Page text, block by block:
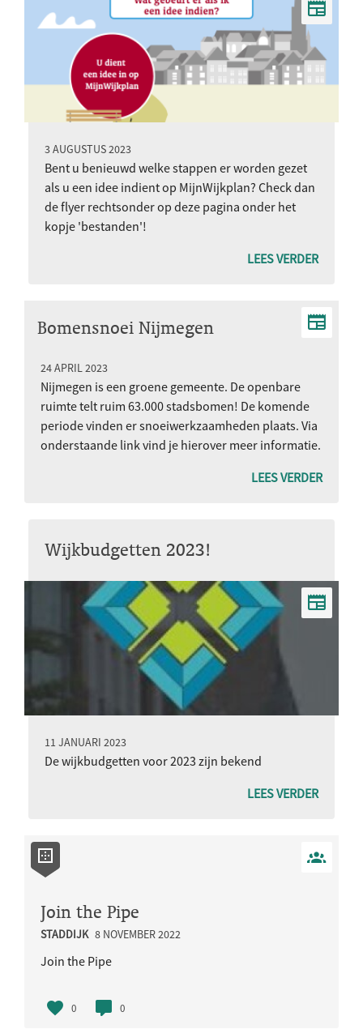
3 AUGUSTUS 2023
Bent u benieuwd welke stappen er worden gezet
als u een idee indient op MijnWijkplan? Check dan
de flyer rechtsonder op deze pagina onder het
kopje 'bestanden'!
LEES VERDER
Bomensnoei Nijmegen
24 APRIL 2023
Nijmegen is een groene gemeente. De openbare
ruimte telt ruim 63.000 stadsbomen! De komende
periode vinden er snoeiwerkzaamheden plaats. Via
onderstaande link vind je hierover meer informatie.
LEES VERDER
Wijkbudgetten 2023!
11 JANUARI 2023
De wijkbudgetten voor 2023 zijn bekend
LEES VERDER
Join the Pipe
STADDIJK 8 NOVEMBER 2022
Join the Pipe
0 0